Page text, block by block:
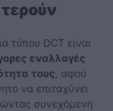
τύπου DCT είναι
εναλλαγές
τους, αφού
να επιταχύνει
συνεχόμενη